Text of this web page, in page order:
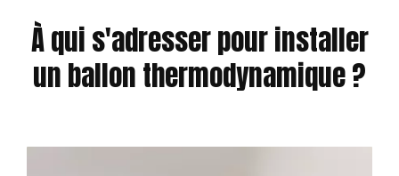
À qui s'adresser pour installer
un ballon thermodynamique ?